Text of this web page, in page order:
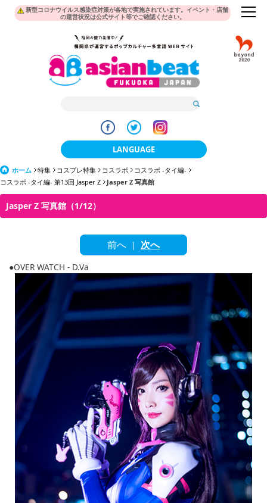
新型コロナウイルス感染症対策が各地で実施されています。イベント・店舗
の運営状況は公式サイト等でご確認ください。
LANGUAGE
日本語
한국어
簡体中文
繁體中文
ภาษาไทย
tiéng Viêt
Bahasa Indonesia
ホーム 特集 コスプレ特集 コスラボ
コスラボ -タイ編-
コスラボ -タイ編- 第13回 Jasper Z
Jasper Z 写真館
Jasper Z 写真館（1/12）
前へ | 次へ
●OVER WATCH - D.Va